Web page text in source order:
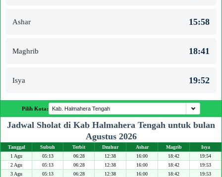
Ashar 15:58
Maghrib 18:41
Isya 19:52
Pilih Kota:
Jadwal Sholat di Kab Halmahera Tengah untuk bulan
Agustus 2026
Tanggal Subuh Terbit Dzuhur Ashar Magrib
Isya
1 Agu
05:13 06:28 12:38 16:00 18:42
19:54
2 Agu
05:13 06:28 12:38 16:00 18:42
19:53
3 Agu
05:13 06:28 12:38 16:00 18:42
19:53